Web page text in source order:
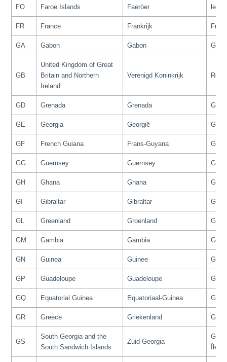
FO Faroe Islands Faeröer les
FR France Frankrijk
GA Gabon Gabon
GB
United Kingdom of Great
Britain and Northern
Ireland
Verenigd Koninkrijk
GD Grenada Grenada
GE Georgia Georgië
GF French Guiana Frans-Guyana
GG Guernsey Guernsey
GH Ghana Ghana
GI Gibraltar Gibraltar
GL Greenland Groenland
GM Gambia Gambia
GN Guinea Guinee
GP Guadeloupe Guadeloupe
GQ Equatorial Guinea Equatoriaal-Guinea
GR Greece Griekenland
GS
South Georgia and the
South Sandwich Islands
Zuid-Georgia
Îles